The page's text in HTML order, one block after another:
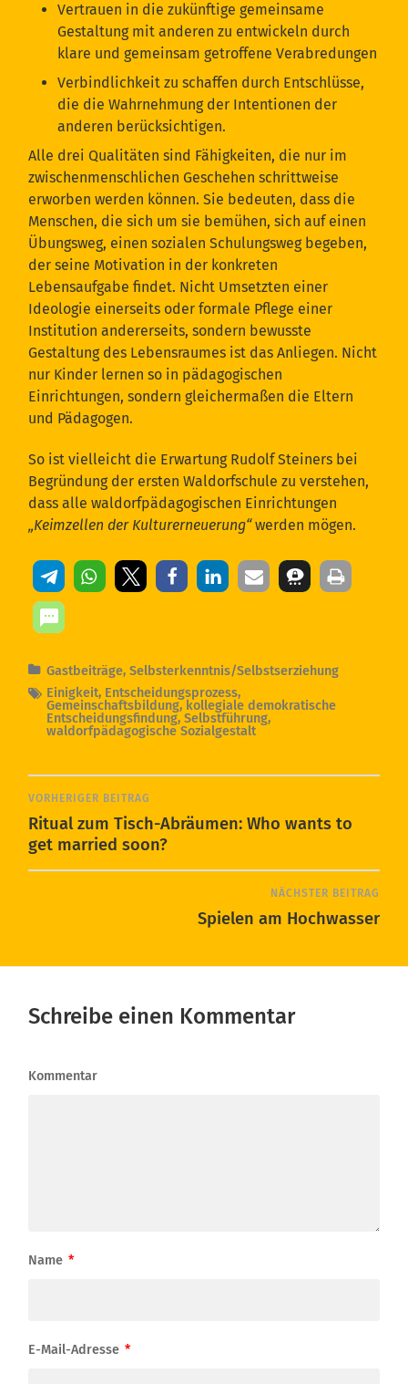
Vertrauen in die zukünftige gemeinsame
Gestaltung mit anderen zu entwickeln durch
klare und gemeinsam getroffene Verabredungen
Verbindlichkeit zu schaffen durch Entschlüsse,
die die Wahrnehmung der Intentionen der
anderen berücksichtigen.
Alle drei Qualitäten sind Fähigkeiten, die nur im
zwischenmenschlichen Geschehen schrittweise
erworben werden können. Sie bedeuten, dass die
Menschen, die sich um sie bemühen, sich auf einen
Übungsweg, einen sozialen Schulungsweg begeben,
der seine Motivation in der konkreten
Lebensaufgabe findet. Nicht Umsetzten einer
Ideologie einerseits oder formale Pflege einer
Institution andererseits, sondern bewusste
Gestaltung des Lebensraumes ist das Anliegen. Nicht
nur Kinder lernen so in pädagogischen
Einrichtungen, sondern gleichermaßen die Eltern
und Pädagogen.
So ist vielleicht die Erwartung Rudolf Steiners bei
Begründung der ersten Waldorfschule zu verstehen,
dass alle waldorfpädagogischen Einrichtungen
„Keimzellen der Kulturerneuerung“werden mögen.
Gastbeiträge,Selbsterkenntnis/Selbstserziehung
Einigkeit, Entscheidungsprozess,
Gemeinschaftsbildung, kollegiale demokratische
Entscheidungsfindung,Selbstführung,
waldorfpädagogische Sozialgestalt
VORHERIGER BEITRAG
Ritual zum Tisch-Abräumen: Who wants to
get married soon?
NÄCHSTER BEITRAG
Spielen am Hochwasser
Schreibe einen Kommentar
Kommentar
Name *
E-Mail-Adresse *